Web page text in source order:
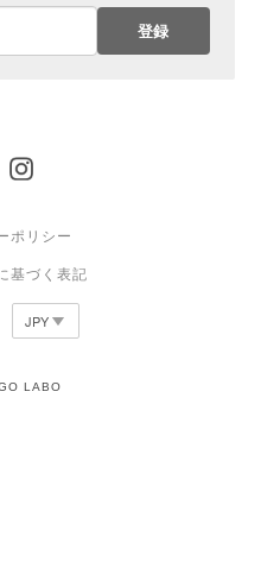
登録
ポリシー
基づく表記
LABO